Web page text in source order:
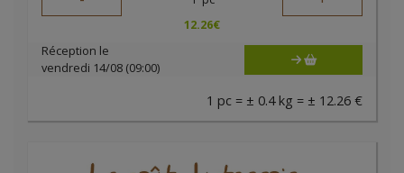
12.26€
Réception le
vendredi 14/08 (09:00)
1 pc = ± 0.4 kg = ± 12.26 €